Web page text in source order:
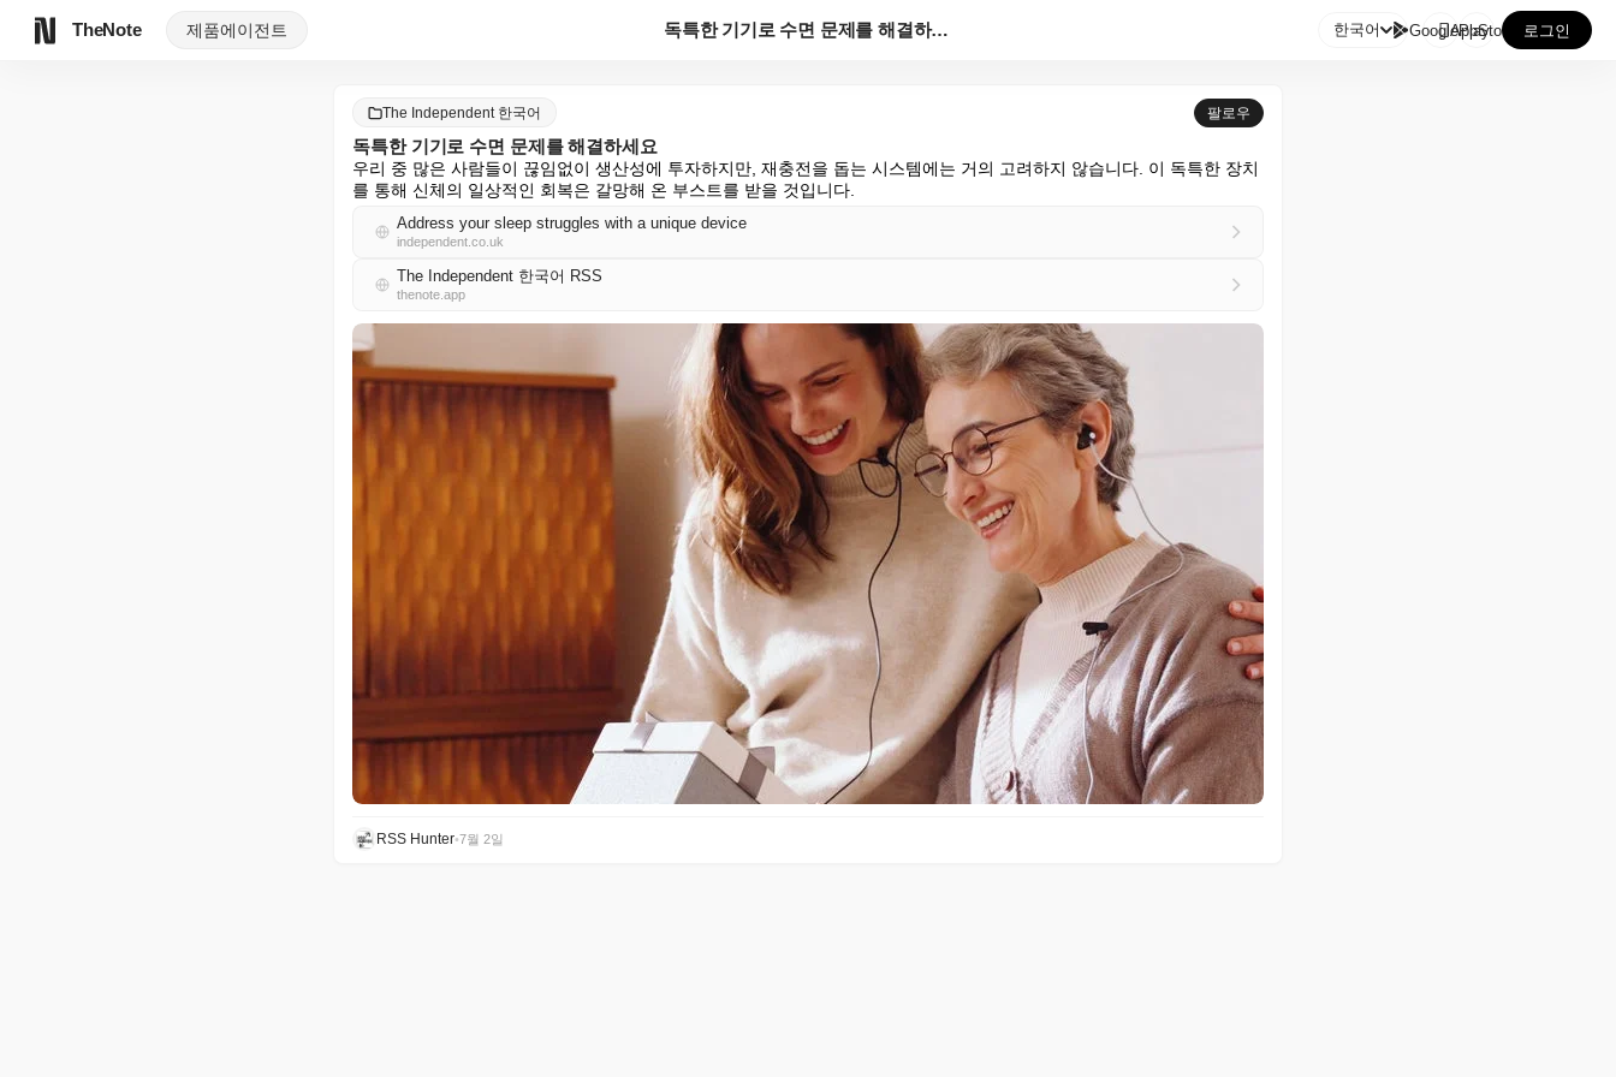
TheNote 제품에이전트 독특한 기기로 수면 문제를 해결하세요 한국어 GooglePlay
AppStore 로그인
The Independent 한국어 팔로우
독특한 기기로 수면 문제를 해결하세요
우리 중 많은 사람들이 끊임없이 생산성에 투자하지만, 재충전을 돕는 시스템에는 거의 고려하지 않습니다. 이 독특한 장치
를 통해 신체의 일상적인 회복은 갈망해 온 부스트를 받을 것입니다.
Address your sleep struggles with a unique device
independent.co.uk
The Independent 한국어 RSS
thenote.app
RSS Hunter•7월 2일